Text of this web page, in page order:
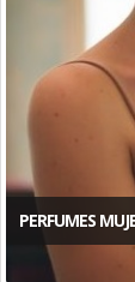
PERFUMES